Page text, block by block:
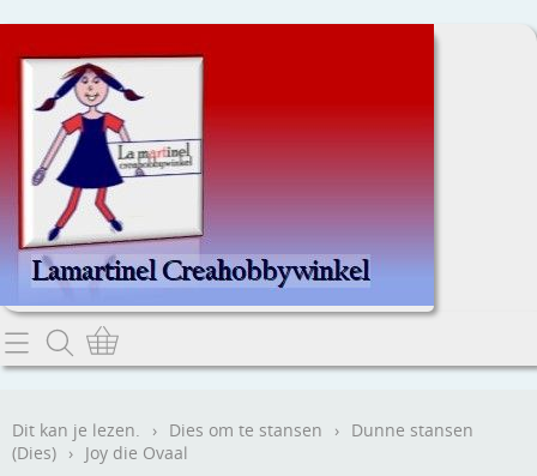
Home
Contact
Dit kan je lezen. › Dies om te stansen › Dunne stansen
(Dies) › Joy die Ovaal